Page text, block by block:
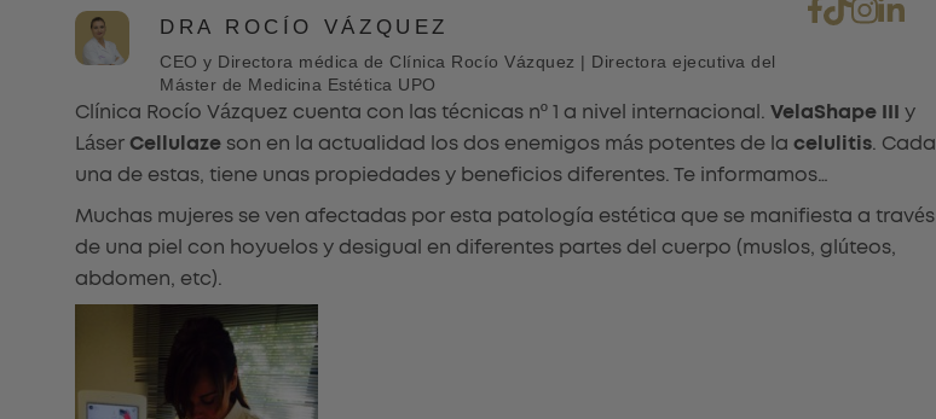
DRA ROCÍO VÁZQUEZ
CEO y Directora médica de Clínica Rocío Vázquez | Directora ejecutiva del
Máster de Medicina Estética UPO
Clínica Rocío Vázquez cuenta con las técnicas nº 1 a nivel internacional.VelaShape III
y
LáserCellulaze son en la actualidad los dos enemigos más potentes de lacelulitis. Cada
una de estas, tiene unas propiedades y beneficios diferentes. Te informamos…
Muchas mujeres se ven afectadas por esta patología estética que se manifiesta a través
de una piel con hoyuelos y desigual en diferentes partes del cuerpo (muslos, glúteos,
abdomen, etc).